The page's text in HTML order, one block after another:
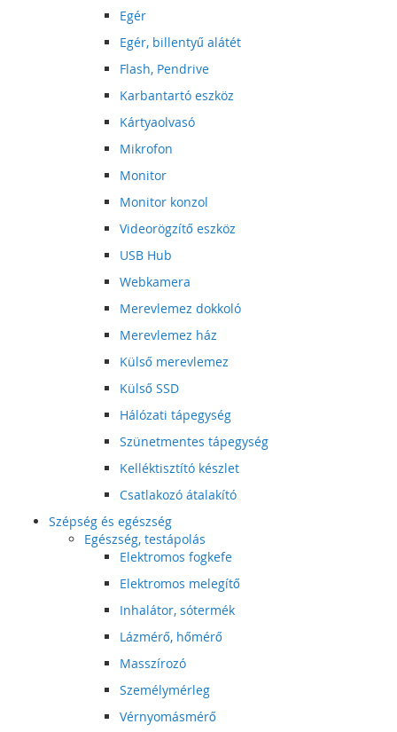
Egér
Egér, billentyű alátét
Flash, Pendrive
Karbantartó eszköz
Kártyaolvasó
Mikrofon
Monitor
Monitor konzol
Videorögzítő eszköz
USB Hub
Webkamera
Merevlemez dokkoló
Merevlemez ház
Külső merevlemez
Külső SSD
Hálózati tápegység
Szünetmentes tápegység
Kelléktisztító készlet
Csatlakozó átalakító
Szépség és egészség
Egészség, testápolás
Elektromos fogkefe
Elektromos melegítő
Inhalátor, sótermék
Lázmérő, hőmérő
Masszírozó
Személymérleg
Vérnyomásmérő